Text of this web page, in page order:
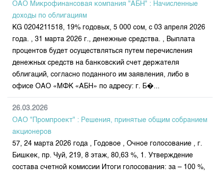
Акционеры
Руководство
Внутренний аудитор
Участники торгов
Наши партнеры
Cтратегия развития
Контакты
Товарно-сырьевой сектор
Листинг
Центр раскрытия информации
Тарифы
Аналитика
Финансовый рынок KG
Пресс-клуб
25 лет ЗАО КФБ
Нормативная база
Биржевая деятельность
Депозитарная деятельность
Центр раскрытия информации
Статистика торгов
Итоги последних торгов
Архив торгов
Индекс и Капитализация
Котировки по ЦБ
Котировки по драг. металлам
Расписание аукционов по ГЦБ
Результаты аукционов ГЦБ
Учебный центр
Общая информация
План работы на год
ОАО Микрофинансовая компания "АБН" : Начисленные
доходы по облигациям
КG 0204211518, 19% годовых, 5 000 сом, с 03 апреля 2026
года. , 31 марта 2026 г., денежные средства. , Выплата
процентов будет осуществляться путем перечисления
денежных средств на банковский счет держателя
облигаций, согласно поданного им заявления, либо в
офисе ОАО «МФК «АБН» по адресу: г. Б�...
26.03.2026
ОАО "Промпроект" : Решения, принятые общим собранием
акционеров
57, 24 марта 2026 года , Годовое , Очное голосование , г.
Бишкек, пр. Чуй, 219, 8 этаж, 80,63 %, 1. Утверждение
состава счетной комиссии Итоги голосования: за – 100 %,